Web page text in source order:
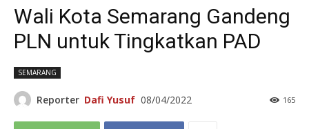
Wali Kota Semarang Gandeng
PLN untuk Tingkatkan PAD
SEMARANG
Reporter Dafi Yusuf 08/04/2022 165